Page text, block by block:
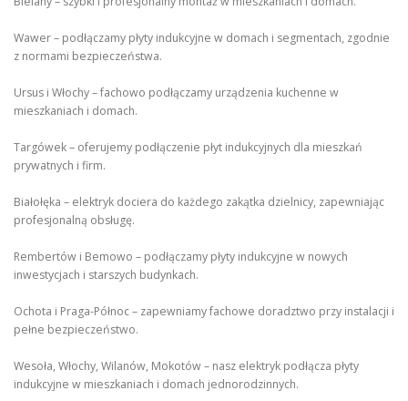
Wawer – podłączamy płyty indukcyjne w domach i segmentach, zgodnie
z normami bezpieczeństwa.
Ursus i Włochy – fachowo podłączamy urządzenia kuchenne w
mieszkaniach i domach.
Targówek – oferujemy podłączenie płyt indukcyjnych dla mieszkań
prywatnych i firm.
Białołęka – elektryk dociera do każdego zakątka dzielnicy, zapewniając
profesjonalną obsługę.
Rembertów i Bemowo – podłączamy płyty indukcyjne w nowych
inwestycjach i starszych budynkach.
Ochota i Praga-Północ – zapewniamy fachowe doradztwo przy instalacji i
pełne bezpieczeństwo.
Wesoła, Włochy, Wilanów, Mokotów – nasz elektryk podłącza płyty
indukcyjne w mieszkaniach i domach jednorodzinnych.